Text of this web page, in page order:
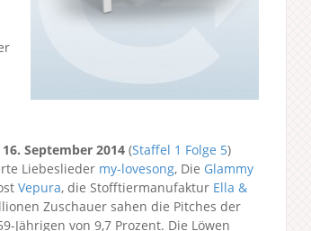
September 2014 (Staffel 1 Folge 5)
Liebeslieder my-lovesong, Die Glammy
Vepura, die Stofftiermanufaktur Ella &
Zuschauer sahen die Pitches der
Jährigen von 9,7 Prozent. Die Löwen